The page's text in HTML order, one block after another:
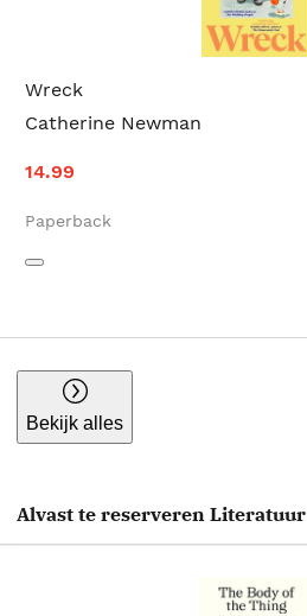
Wreck
Catherine Newman
14.99
Paperback
Bekijk alles
Alvast te reserveren Literatuur